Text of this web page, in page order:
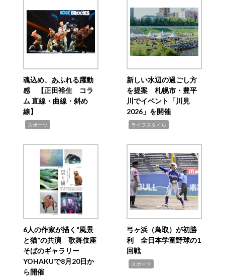
魂込め、あふれる躍動
感 【正田裕生 コラ
ム 直線・曲線・斜め
線】
スポーツ
新しい水辺の過ごし方
を提案 札幌市・豊平
川でイベント「川見
2026」を開催
ライフスタイル
6人の作家が描く“風景
と猫”の共演 歌舞伎座
そばのギャラリー
YOHAKUで8月20日か
ら開催
弓ヶ浜（鳥取）が初勝
利 全日本学童野球の1
回戦
スポーツ